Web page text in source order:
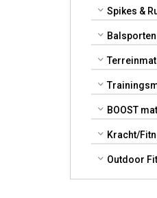
Spikes &
Balsporten
BOOST
Kracht/
Outdoor